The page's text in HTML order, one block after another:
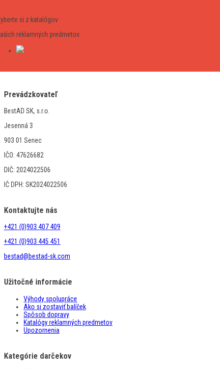
si z katalógov
reklamných predmetov
Prevádzkovateľ
BestAD SK, s.r.o.
Jesenná 3
903 01 Senec
IČO: 47626682
DIČ: 2024022506
IČ DPH: SK2024022506
Kontaktujte nás
+421 (0)903 407 409
+421 (0)903 445 451
bestad@bestad-sk.com
Užitočné informácie
Výhody spolupráce
Ako si zostaviť balíček
Spôsob dopravy
Katalógy reklamných predmetov
Upozornenia
Kategórie darčekov